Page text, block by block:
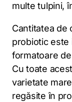
multe tulpini,
Cantitatea de
probiotic este
formatoare
Cu toate
varietate
regăsite în